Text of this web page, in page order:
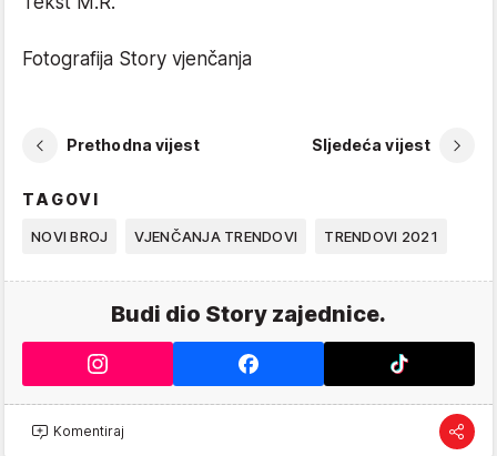
Fotografija Story vjenčanja
Prethodna vijest Sljedeća vijest
TAGOVI
NOVI BROJ VJENČANJA TRENDOVI TRENDOVI 2021
Budi dio Story zajednice.
Komentiraj